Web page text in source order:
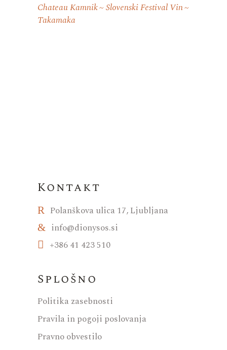
Chateau Kamnik
Slovenski Festival Vin
Takamaka
Kontakt
Polanškova ulica 17, Ljubljana
info@dionysos.si
+386 41 423 510
Splošno
Politika zasebnosti
Pravila in pogoji poslovanja
Pravno obvestilo